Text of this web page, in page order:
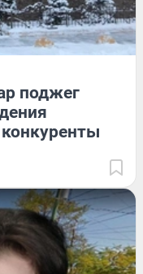
поджег
конкуренты